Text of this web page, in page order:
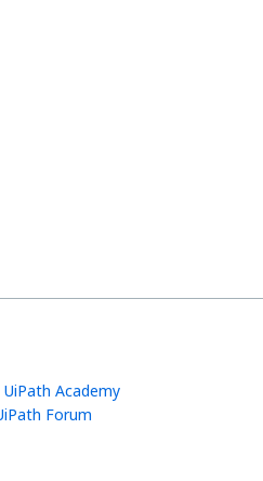
UiPath Academy
Forum